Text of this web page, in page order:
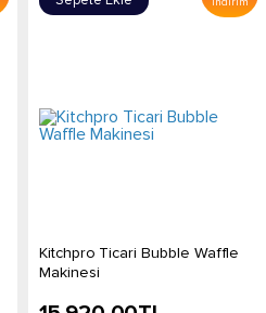
Kitchpro Ticari Bubble Waffle
Makinesi